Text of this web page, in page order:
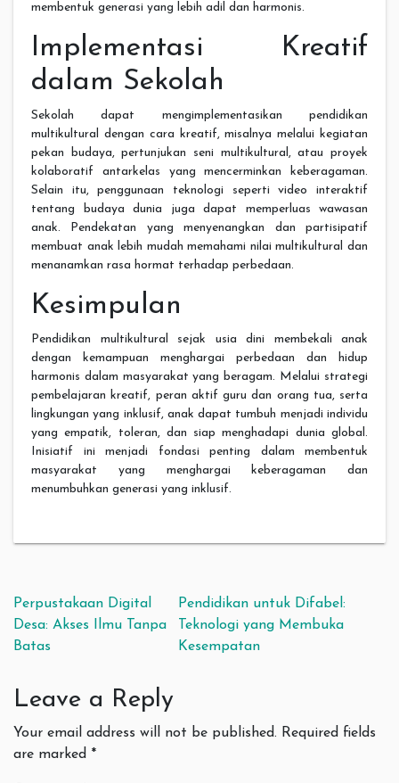
membentuk generasi yang lebih adil dan harmonis.
Implementasi Kreatif
dalam Sekolah
Sekolah dapat mengimplementasikan pendidikan
multikultural dengan cara kreatif, misalnya melalui kegiatan
pekan budaya, pertunjukan seni multikultural, atau proyek
kolaboratif antarkelas yang mencerminkan keberagaman.
Selain itu, penggunaan teknologi seperti video interaktif
tentang budaya dunia juga dapat memperluas wawasan
anak. Pendekatan yang menyenangkan dan partisipatif
membuat anak lebih mudah memahami nilai multikultural dan
menanamkan rasa hormat terhadap perbedaan.
Kesimpulan
Pendidikan multikultural sejak usia dini membekali anak
dengan kemampuan menghargai perbedaan dan hidup
harmonis dalam masyarakat yang beragam. Melalui strategi
pembelajaran kreatif, peran aktif guru dan orang tua, serta
lingkungan yang inklusif, anak dapat tumbuh menjadi individu
yang empatik, toleran, dan siap menghadapi dunia global.
Inisiatif ini menjadi fondasi penting dalam membentuk
masyarakat yang menghargai keberagaman dan
menumbuhkan generasi yang inklusif.
Post navigation
Perpustakaan Digital
Desa: Akses Ilmu Tanpa
Batas
Pendidikan untuk Difabel:
Teknologi yang Membuka
Kesempatan
Leave a Reply
Your email address will not be published. Required fields
are marked *